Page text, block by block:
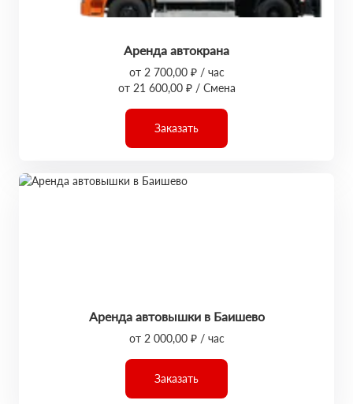
Аренда автокрана
от 2 700,00 ₽ / час
от 21 600,00 ₽ / Смена
Заказать
Аренда автовышки в Баишево
от 2 000,00 ₽ / час
Заказать